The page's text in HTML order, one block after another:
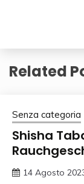
Related
Senza categoria
Shisha
14 Agosto